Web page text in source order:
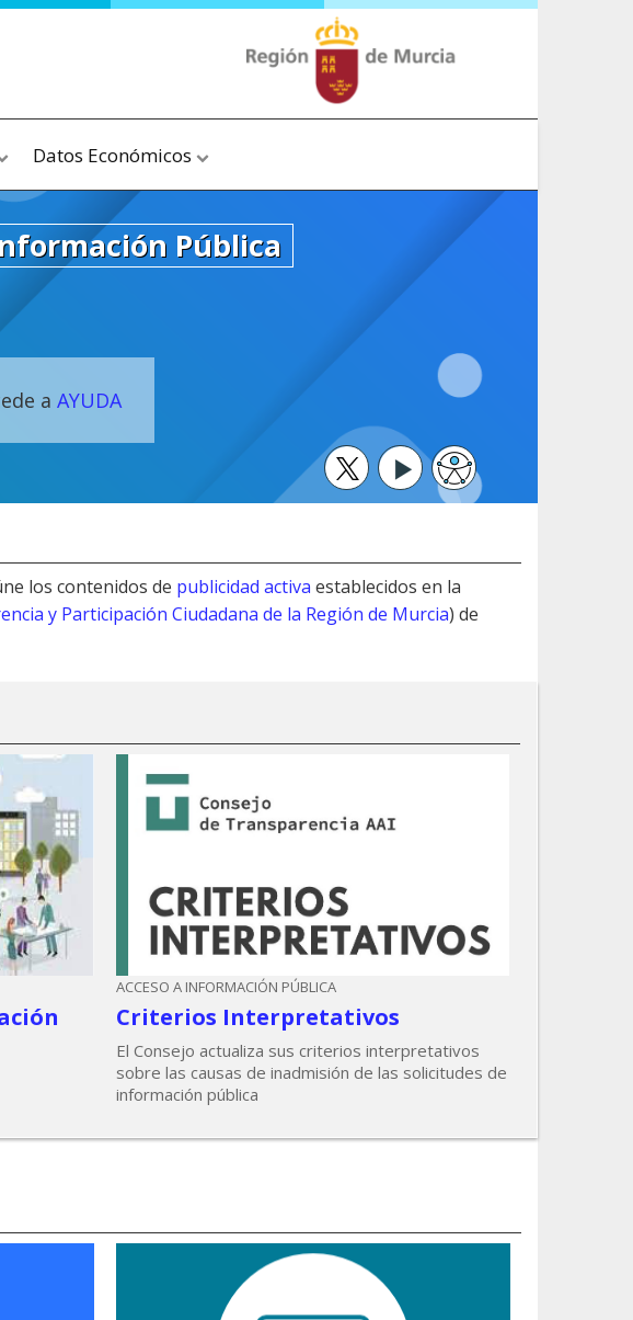
Datos Económicos
Pública
a AYUDA
Twitter
YoutubeAccesibilidad
los contenidos de publicidad activa establecidos en la
y Participación Ciudadana de la Región de Murcia) de
ACCESO A INFORMACIÓN PÚBLICA
Criterios Interpretativos
El Consejo actualiza sus criterios interpretativos
sobre las causas de inadmisión de las solicitudes de
información pública